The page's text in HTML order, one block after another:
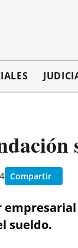
Compartir
sueldo.